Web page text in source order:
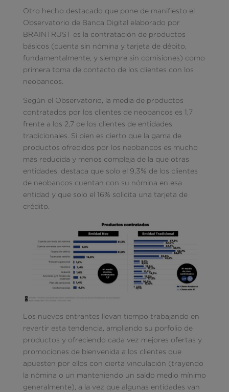
Otro hecho destacado que pone de manifiesto el
Observatorio de Banca Digital elaborado por
BRAINTRUST es la contratación de productos
básicos (cuenta sin nómina y tarjeta de débito,
fundamentalmente, y siempre sin comisiones) como
primera toma de contacto de los clientes con los
neobancos.
Según el Observatorio, la media de productos
contratados por los clientes de neobancos es 1,7
frente a los 2,7 de los clientes de entidades
tradicionales. Si bien es cierto que la gama de
productos ofrecidos por los neobancos es mucho
más reducida y menos compleja de la que otras
entidades, destaca que solo el 9,3% de los clientes
de neobancos cuentan con su nómina en esa
entidad y que solo el 16% solicita una tarjeta de
crédito.
Los nuevos entrantes llevan tiempo trabajando en
revertir esta tendencia, ampliando su porfolio de
productos y ofreciendo cada vez mejores ofertas y
promociones de bienvenida a los clientes que
apuesten por ellos con cierta vinculación (trayendo
la nómina o un manteniendo un saldo medio mínimo
generalmente), a la vez que algunas entidades van